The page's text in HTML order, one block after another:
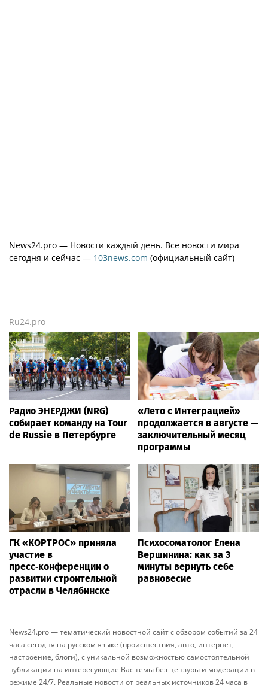
News24.pro — Новости каждый день. Все новости мира
сегодня и сейчас — 103news.com (официальный сайт)
Ru24.pro
Радио ЭНЕРДЖИ (NRG)
собирает команду на Tour
de Russie в Петербурге
«Лето с Интеграцией»
продолжается в августе —
заключительный месяц
программы
ГК «КОРТРОС» приняла
участие в
пресс‑конференции о
развитии строительной
отрасли в Челябинске
Психосоматолог Елена
Вершинина: как за 3
минуты вернуть себе
равновесие
News24.pro — тематический новостной сайт с обзором событий за 24
часа сегодня на русском языке (происшествия, авто, интернет,
настроение, блоги), с уникальной возможностью самостоятельной
публикации на интересующие Вас темы без цензуры и модерации в
режиме 24/7. Реальные новости от реальных источников 24 часа в